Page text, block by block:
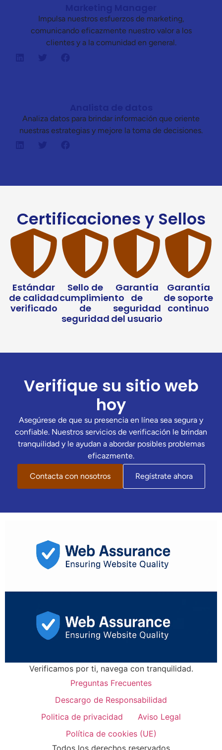
Impulsa nuestros esfuerzos de marketing,
comunicando eficazmente nuestro valor a los
clientes y a la comunidad en general.
Analiza datos para brindar información que oriente
nuestras estrategias y mejore la toma de decisiones.
Certificaciones y Sellos
Estándar
de calidad
verificado
Sello de
cumplimiento
de
seguridad
Garantía
de
seguridad
del usuario
Garantía
de soporte
continuo
Verifique su sitio web
hoy
Asegúrese de que su presencia en línea sea segura y
confiable. Nuestros servicios de verificación le brindan
tranquilidad y le ayudan a abordar posibles problemas
eficazmente.
Contacta con nosotros Regístrate ahora
Verificamos por ti, navega con tranquilidad.
Preguntas Frecuentes
Descargo de Responsabilidad
Politica de privacidad
Aviso Legal
Política de cookies (UE)
Todos los derechos reservados